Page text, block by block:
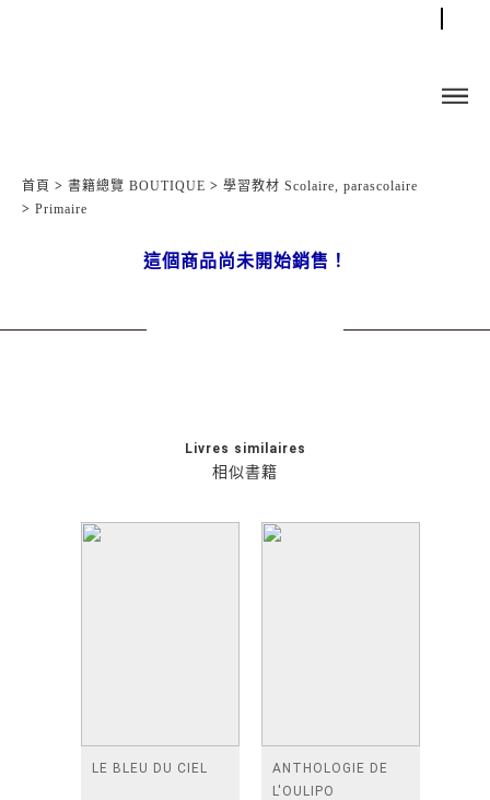
首頁 > 書籍總覽 BOUTIQUE > 學習教材 Scolaire, parascolaire
> Primaire
這個商品尚未開始銷售！
相似書籍
Livres similaires
LE BLEU DU CIEL
ANTHOLOGIE DE
L'OULIPO